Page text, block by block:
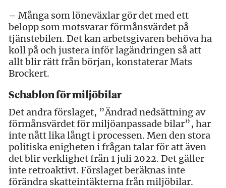
– Många som löneväxlar gör det med ett
belopp som motsvarar förmånsvärdet på
tjänstebilen. Det kan arbetsgivaren behöva ha
koll på och justera inför lagändringen så att
allt blir rätt från början, konstaterar Mats
Brockert.
Schablon för miljöbilar
Det andra förslaget, ”Ändrad nedsättning av
förmånsvärdet för miljöanpassade bilar”, har
inte nått lika långt i processen. Men den stora
politiska enigheten i frågan talar för att även
det blir verklighet från 1 juli 2022. Det gäller
inte retroaktivt. Förslaget beräknas inte
förändra skatteintäkterna från miljöbilar.